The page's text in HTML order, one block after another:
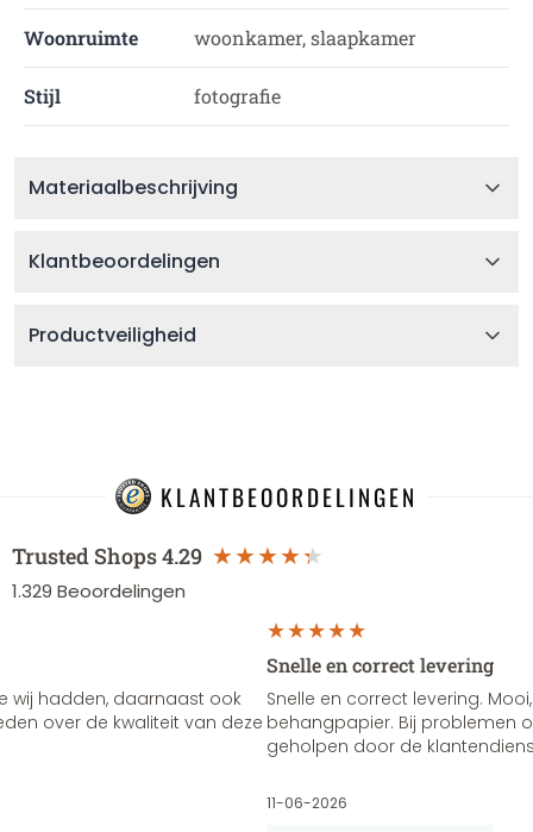
Woonruimte woonkamer, slaapkamer
Stijl fotografie
Materiaalbeschrijving
Klantbeoordelingen
Productveiligheid
KLANTBEOORDELINGEN
Trusted Shops4.29
1.329 Beoordelingen
wij hadden, daarnaast ook
over de kwaliteit van deze
Snelle en correct levering
Snelle en correct levering.
behangpapier. Bij problemen
geholpen door de
11-06-2026